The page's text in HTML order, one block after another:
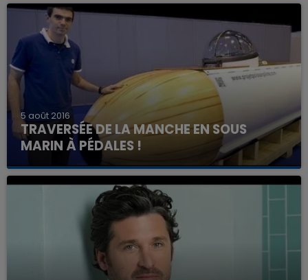
5 août 2016
TRAVERSÉE DE LA MANCHE EN SOUS
MARIN À PÉDALES !